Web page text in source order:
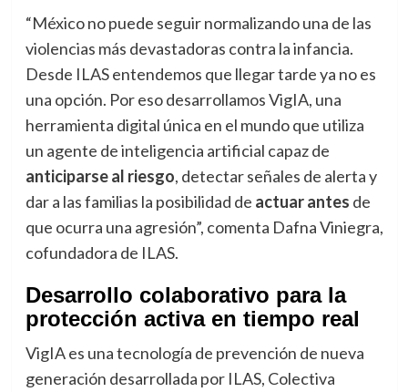
“México no puede seguir normalizando una de las
violencias más devastadoras contra la infancia.
Desde ILAS entendemos que llegar tarde ya no es
una opción. Por eso desarrollamos VigIA, una
herramienta digital única en el mundo que utiliza
un agente de inteligencia artificial capaz de
anticiparse al riesgo, detectar señales de alerta y
dar a las familias la posibilidad de actuar antes de
que ocurra una agresión”, comenta Dafna Viniegra,
cofundadora de ILAS.
Desarrollo colaborativo para la
protección activa en tiempo real
VigIA es una tecnología de prevención de nueva
generación desarrollada por ILAS, Colectiva